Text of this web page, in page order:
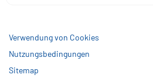
Verwendung von Cookies
Nutzungsbedingungen
Sitemap